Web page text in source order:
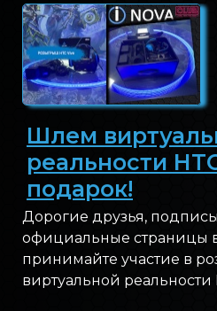
Шлем
реальности
подарок!
Дорогие друзья,
официальные страницы
принимайте участие в
виртуальной реальности